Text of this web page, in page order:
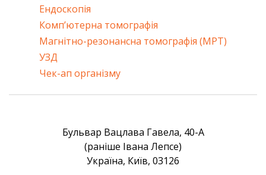
Ендоскопія
Комп’ютерна томографія
Магнітно-резонансна томографія (МРТ)
УЗД
Чек-ап організму
Бульвар Вацлава Гавела, 40-А
(раніше Івана Лепсе)
Україна, Київ, 03126